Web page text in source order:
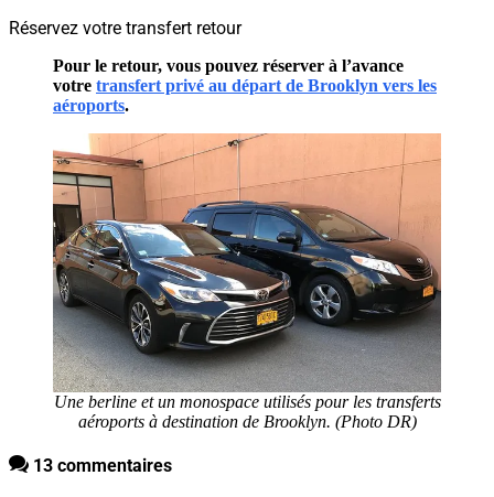
Réservez votre transfert retour
Pour le retour, vous pouvez réserver à l’avance
votre transfert privé au départ de Brooklyn vers les
aéroports.
Une berline et un monospace utilisés pour les transferts
aéroports à destination de Brooklyn. (Photo DR)
13 commentaires